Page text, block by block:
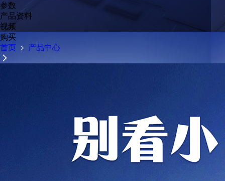
参数
产品资料
视频
购买
首页
产品中心